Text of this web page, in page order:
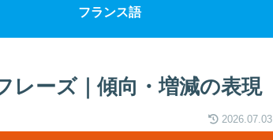
フランス語
レーズ｜傾向・増減の表現
2026.07.03